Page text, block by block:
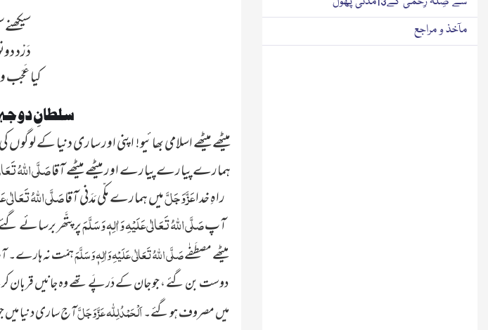
دَرْد
کیا عَجَب
سلطانِ دو
ہمارے پیارے پیارے اور میٹھے میٹھے آقاصَلَّی اللہُ
راہِ خداعَزَّ وَجَلَّمیں ہمارے مکّی مَدَنی آقاصَلَّی اللہُ
آپصَلَّی اللہُ تَعَالٰی عَلَیْہِ وَاٰلِہٖ وَسَلَّمَپر پتَّھر برسائے
میٹھے مصطَفٰےصَلَّی اللہُ تَعَالٰی عَلَیْہِ وَاٰلِہٖ وَسَلَّمَہمّت نہ
دوست بن گئے ، جو جان کے دَرپَے تھے وہ جانیں قربان
میں مصروف ہو گئے۔اَلْحَمْدُلِلّٰہ عَزَّ وَجَلَّآج ساری دنیا میں
مآخذ و مراجع